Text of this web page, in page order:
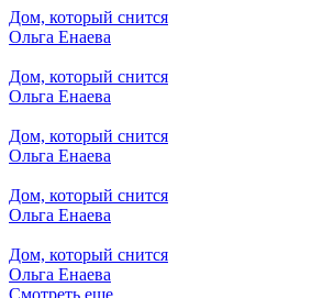
Дом, который снится
Ольга Енаева
Дом, который снится
Ольга Енаева
Дом, который снится
Ольга Енаева
Дом, который снится
Ольга Енаева
Дом, который снится
Ольга Енаева
Смотреть еще